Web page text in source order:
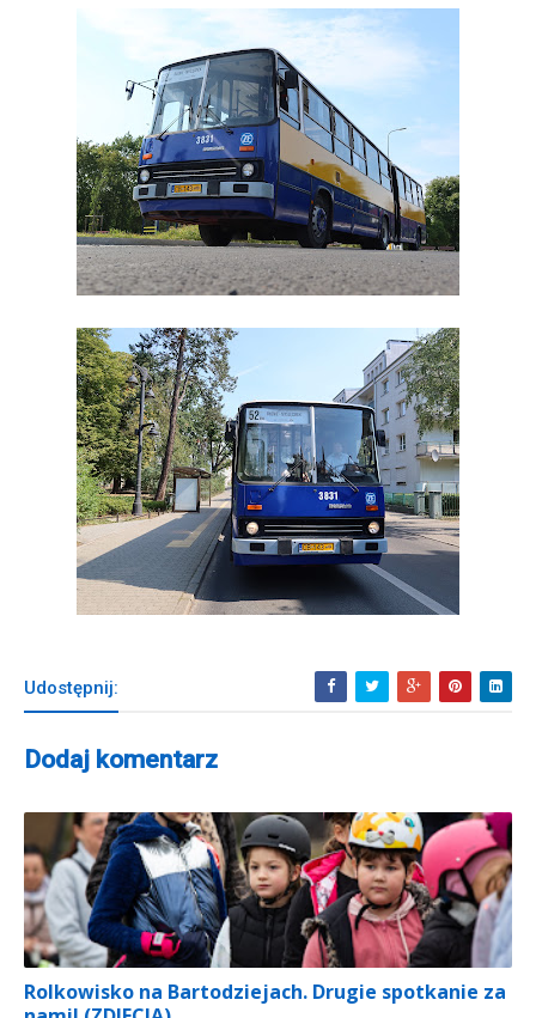
Udostępnij:
Dodaj komentarz
Rolkowisko na Bartodziejach. Drugie spotkanie za